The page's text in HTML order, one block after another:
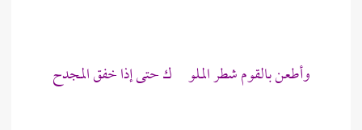
وأطعن بالقوم شطر الملو ك حتى إذا خفق المجدح